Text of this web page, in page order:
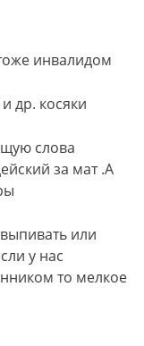
инвалидом
др. косяки
слова
за мат .А
или
у нас
то мелкое